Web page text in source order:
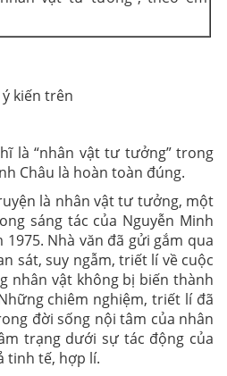
kiến trên
là “nhân vật tư tưởng” trong
Châu là hoàn toàn đúng.
là nhân vật tư tưởng, một
sáng tác của Nguyễn Minh
1975. Nhà văn đã gửi gắm qua
sát, suy ngẫm, triết lí về cuộc
nhân vật không bị biến thành
chiêm nghiệm, triết lí đã
đời sống nội tâm của nhân
trạng dưới sự tác động của
tinh tế, hợp lí.